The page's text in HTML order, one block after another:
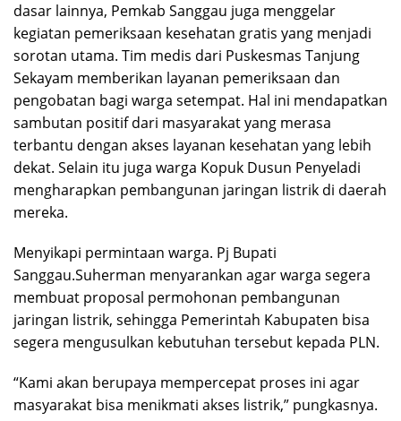
dasar lainnya, Pemkab Sanggau juga menggelar
kegiatan pemeriksaan kesehatan gratis yang menjadi
sorotan utama. Tim medis dari Puskesmas Tanjung
Sekayam memberikan layanan pemeriksaan dan
pengobatan bagi warga setempat. Hal ini mendapatkan
sambutan positif dari masyarakat yang merasa
terbantu dengan akses layanan kesehatan yang lebih
dekat. Selain itu juga warga Kopuk Dusun Penyeladi
mengharapkan pembangunan jaringan listrik di daerah
mereka.
Menyikapi permintaan warga. Pj Bupati
Sanggau.Suherman menyarankan agar warga segera
membuat proposal permohonan pembangunan
jaringan listrik, sehingga Pemerintah Kabupaten bisa
segera mengusulkan kebutuhan tersebut kepada PLN.
“Kami akan berupaya mempercepat proses ini agar
masyarakat bisa menikmati akses listrik,” pungkasnya.